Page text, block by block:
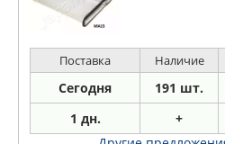
Поставка Наличие
Сегодня 191 шт.
1 дн. +